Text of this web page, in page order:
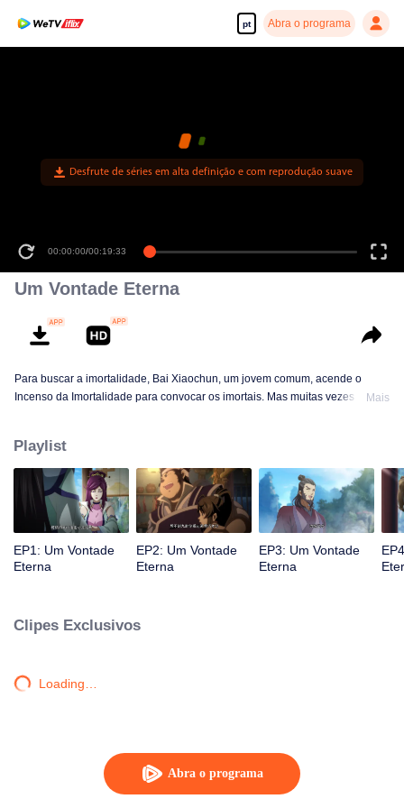
pt Abra o programa
Abra o programa
Desfrute de séries em alta definição e com reprodução suave
00:00:00/00:19:33
Um Vontade Eterna
Para buscar a imortalidade, Bai Xiaochun, um jovem comum, acende o
Incenso da Imortalidade para convocar os imortais. Mas muitas vezes ele é
tramas divertidas. Venha assistir para encher seu verão de alegria.
Mais
Playlist
EP1: Um Vontade
Eterna
EP2: Um Vontade
Eterna
EP3: Um Vontade
Eterna
Clipes Exclusivos
Loading…